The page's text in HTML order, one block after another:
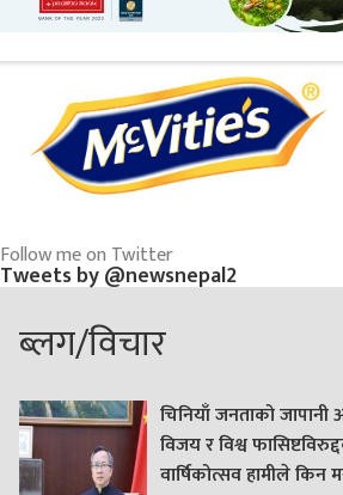
Follow me on Twitter
Tweets by @newsnepal2
ब्लग/विचार
चिनियाँ जनताको
विजय र विश्व
वार्षिकोत्सव हामीले किन